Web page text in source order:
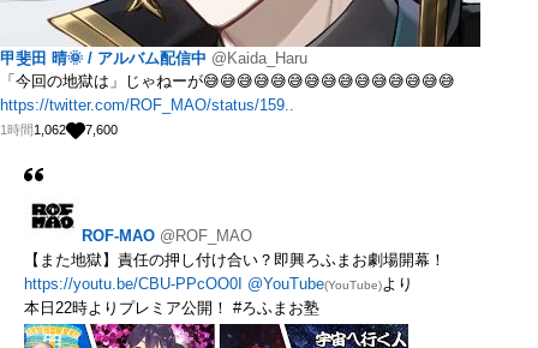
甲斐田 晴🌞 / アルバム配信中 @Kaida_Haru
「今回の地獄は」じゃねーが😅😅😅😅😅😅😅😅😅😅😅😅😅😅😅
https://twitter.com/ROF_MAO/status/159..
1時間1,062 7,600
ROF-MAO @ROF_MAO
【また地獄】責任の押し付け合い？即興ろふまお劇場開幕！
https://youtu.be/CBU-PPcOO0I @YouTube(YouTube)より
本日22時よりプレミア公開！ #ろふまお塾